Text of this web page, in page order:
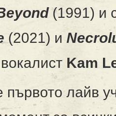
(1991) и
(2021) и
Kam
лайв